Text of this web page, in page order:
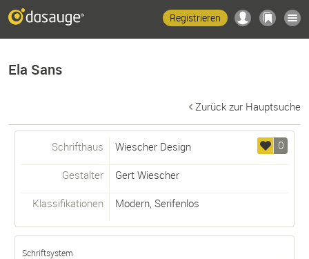
Registrieren
Ela Sans
Zurück zur Hauptsuche
0
Schrifthaus Wiescher Design
Gestalter Gert Wiescher
Klassifikationen Modern, Serifenlos
Schriftsystem